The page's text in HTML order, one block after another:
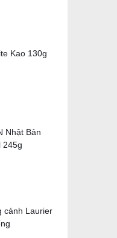
Kao 130g
Nhật Bản
245g
cánh Laurier